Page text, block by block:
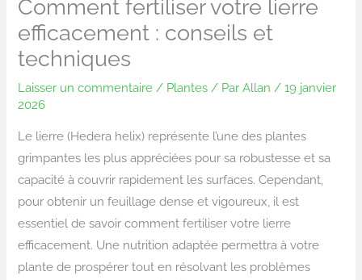
Comment fertiliser votre lierre
efficacement : conseils et
techniques
Laisser un commentaire / Plantes / ParAllan /19 janvier
2026
Le lierre (Hedera helix) représente l’une des plantes
grimpantes les plus appréciées pour sa robustesse et sa
capacité à couvrir rapidement les surfaces. Cependant,
pour obtenir un feuillage dense et vigoureux, il est
essentiel de savoir comment fertiliser votre lierre
efficacement. Une nutrition adaptée permettra à votre
plante de prospérer tout en résolvant les problèmes